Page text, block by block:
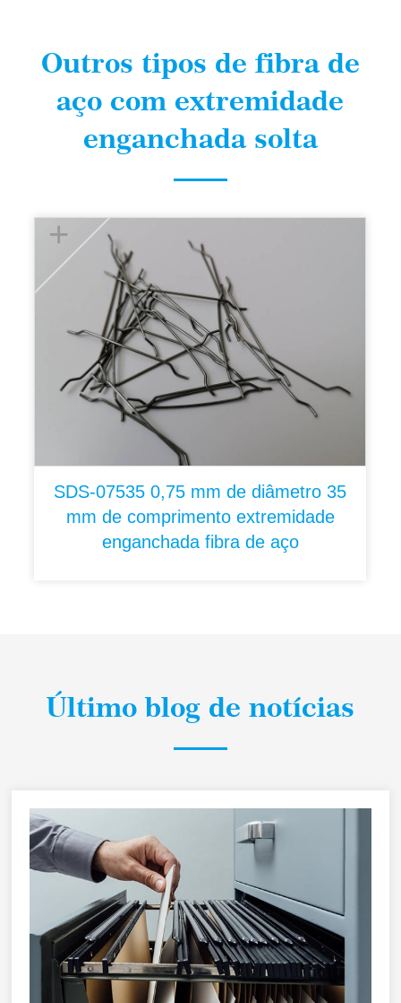
Outros tipos de fibra de
aço com extremidade
enganchada solta
+
SDS-07535 0,75 mm de diâmetro 35
mm de comprimento extremidade
enganchada fibra de aço
Último blog de notícias